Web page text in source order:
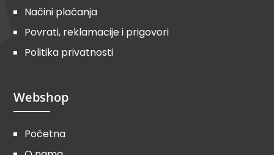
Načini plaćanja
Povrati, reklamacije i prigovori
Politika privatnosti
Webshop
Početna